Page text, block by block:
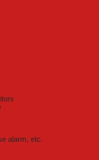
alarm, etc.